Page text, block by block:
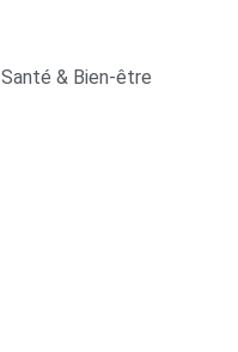
Santé & Bien-être